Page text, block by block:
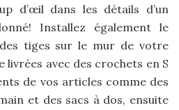
d’œil dans les détails d’un
Installez également le
tiges sur le mur de votre
avec des crochets en S
de vos articles comme des
et des sacs à dos, ensuite